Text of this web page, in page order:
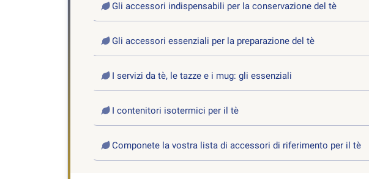
Gli accessori indispensabili per la conservazione del tè
Gli accessori essenziali per la preparazione del tè
I servizi da tè, le tazze e i mug: gli essenziali
I contenitori isotermici per il tè
Componete la vostra lista di accessori di riferimento per il tè